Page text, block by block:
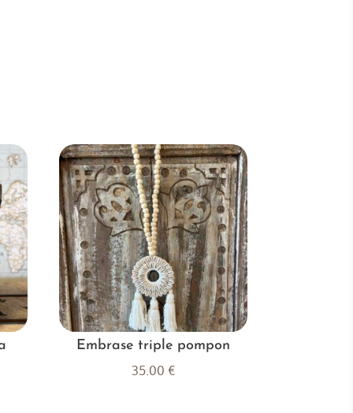
Embrase triple pompon
35.00 €